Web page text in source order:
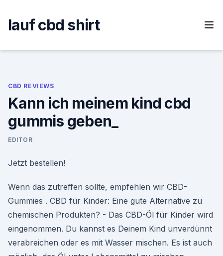
content
lauf cbd shirt
CBD REVIEWS
Kann ich meinem kind cbd
gummis geben_
EDITOR
Jetzt bestellen!
Wenn das zutreffen sollte, empfehlen wir CBD-
Gummies . CBD für Kinder: Eine gute Alternative zu
chemischen Produkten? - Das CBD-Öl für Kinder wird
eingenommen. Du kannst es Deinem Kind unverdünnt
verabreichen oder es mit Wasser mischen. Es ist auch